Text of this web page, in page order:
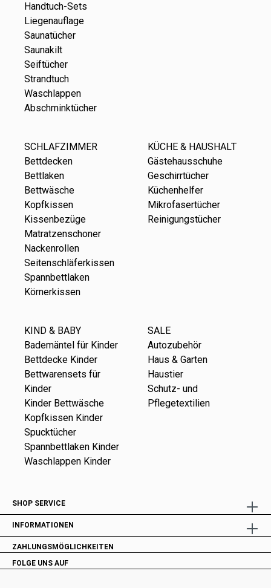
Handtuch-Sets
Liegenauflage
Saunatücher
Saunakilt
Seiftücher
Strandtuch
Waschlappen
Abschminktücher
SCHLAFZIMMER
Bettdecken
Bettlaken
Bettwäsche
Kopfkissen
Kissenbezüge
Matratzenschoner
Nackenrollen
Seitenschläferkissen
Spannbettlaken
Körnerkissen
KÜCHE & HAUSHALT
Gästehausschuhe
Geschirrtücher
Küchenhelfer
Mikrofasertücher
Reinigungstücher
KIND & BABY
Bademäntel für Kinder
Bettdecke Kinder
Bettwarensets für
Kinder
Kinder Bettwäsche
Kopfkissen Kinder
Spucktücher
Spannbettlaken Kinder
Waschlappen Kinder
SALE
Autozubehör
Haus & Garten
Haustier
Schutz- und
Pflegetextilien
SHOP SERVICE
INFORMATIONEN
ZAHLUNGSMÖGLICHKEITEN
FOLGE UNS AUF